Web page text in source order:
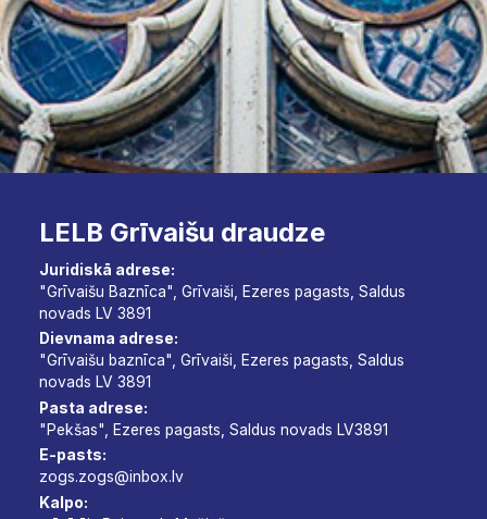
LELB Grīvaišu draudze
Juridiskā adrese:
"Grīvaišu Baznīca", Grīvaiši, Ezeres pagasts, Saldus
novads LV 3891
Dievnama adrese:
"Grīvaišu baznīca", Grīvaiši, Ezeres pagasts, Saldus
novads LV 3891
Pasta adrese:
"Pekšas", Ezeres pagasts, Saldus novads LV3891
E-pasts:
zogs.zogs@inbox.lv
Kalpo: